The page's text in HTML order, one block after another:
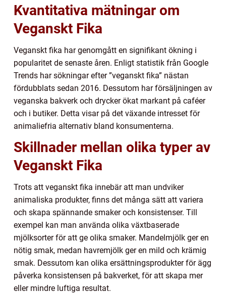
Kvantitativa mätningar om
Veganskt Fika
Veganskt fika har genomgått en signifikant ökning i
popularitet de senaste åren. Enligt statistik från Google
Trends har sökningar efter ”veganskt fika” nästan
fördubblats sedan 2016. Dessutom har försäljningen av
veganska bakverk och drycker ökat markant på caféer
och i butiker. Detta visar på det växande intresset för
animaliefria alternativ bland konsumenterna.
Skillnader mellan olika typer av
Veganskt Fika
Trots att veganskt fika innebär att man undviker
animaliska produkter, finns det många sätt att variera
och skapa spännande smaker och konsistenser. Till
exempel kan man använda olika växtbaserade
mjölksorter för att ge olika smaker. Mandelmjölk ger en
nötig smak, medan havremjölk ger en mild och krämig
smak. Dessutom kan olika ersättningsprodukter för ägg
påverka konsistensen på bakverket, för att skapa mer
eller mindre luftiga resultat.